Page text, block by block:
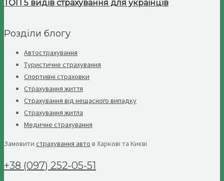
ТОП 5 видів страхування для українців
Розділи блогу
Автострахування
Туристичне страхування
Спортивні страховки
Страхування життя
Страхування від нещасного випадку
Страхування житла
Медичне страхування
Замовити страхування авто в Харкові та Києві
+38 (097) 252-05-51